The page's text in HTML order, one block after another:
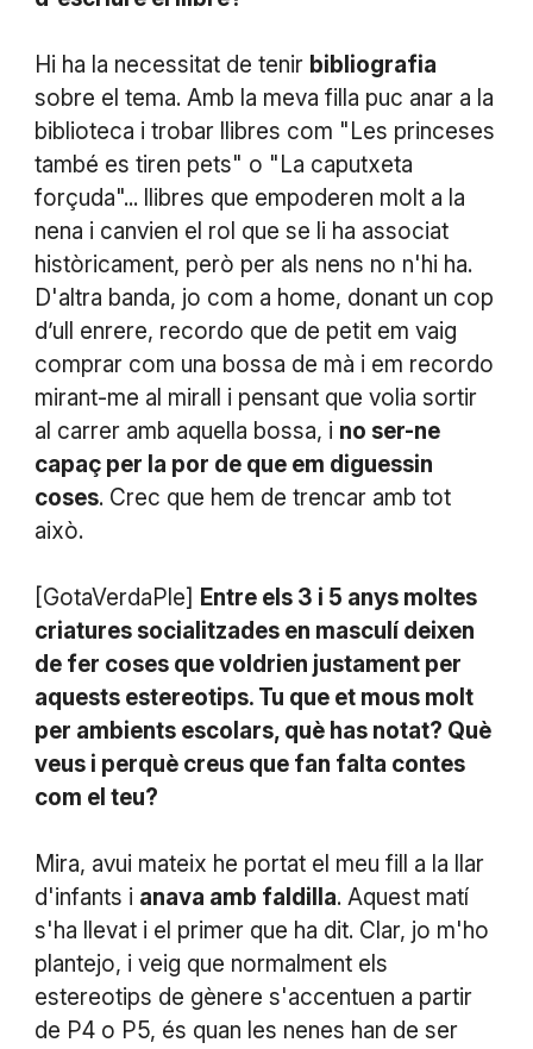
Hi ha la necessitat de tenir bibliografia
sobre el tema. Amb la meva filla puc anar a la
biblioteca i trobar llibres com "Les princeses
també es tiren pets" o "La caputxeta
forçuda"... llibres que empoderen molt a la
nena i canvien el rol que se li ha associat
històricament, però per als nens no n'hi ha.
D'altra banda, jo com a home, donant un cop
d’ull enrere, recordo que de petit em vaig
comprar com una bossa de mà i em recordo
mirant-me al mirall i pensant que volia sortir
al carrer amb aquella bossa, i no ser-ne
capaç per la por de que em diguessin
coses. Crec que hem de trencar amb tot
això.
[GotaVerdaPle] Entre els 3 i 5 anys moltes
criatures socialitzades en masculí deixen
de fer coses que voldrien justament per
aquests estereotips. Tu que et mous molt
per ambients escolars, què has notat? Què
veus i perquè creus que fan falta contes
com el teu?
Mira, avui mateix he portat el meu fill a la llar
d'infants i anava amb faldilla. Aquest matí
s'ha llevat i el primer que ha dit. Clar, jo m'ho
plantejo, i veig que normalment els
estereotips de gènere s'accentuen a partir
de P4 o P5, és quan les nenes han de ser